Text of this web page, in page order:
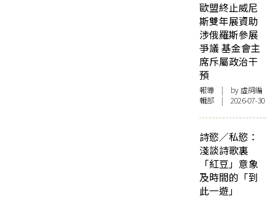
歐盟終止威尼
斯雙年展資助
涉俄羅斯參展
爭議 基金會主
席斥屬政治干
預
報導 | by 虛詞編
輯部 | 2026-07-30
詩慾／私慾：
淺談詩歌裏
「紅豆」意象
及時間的「到
此一遊」